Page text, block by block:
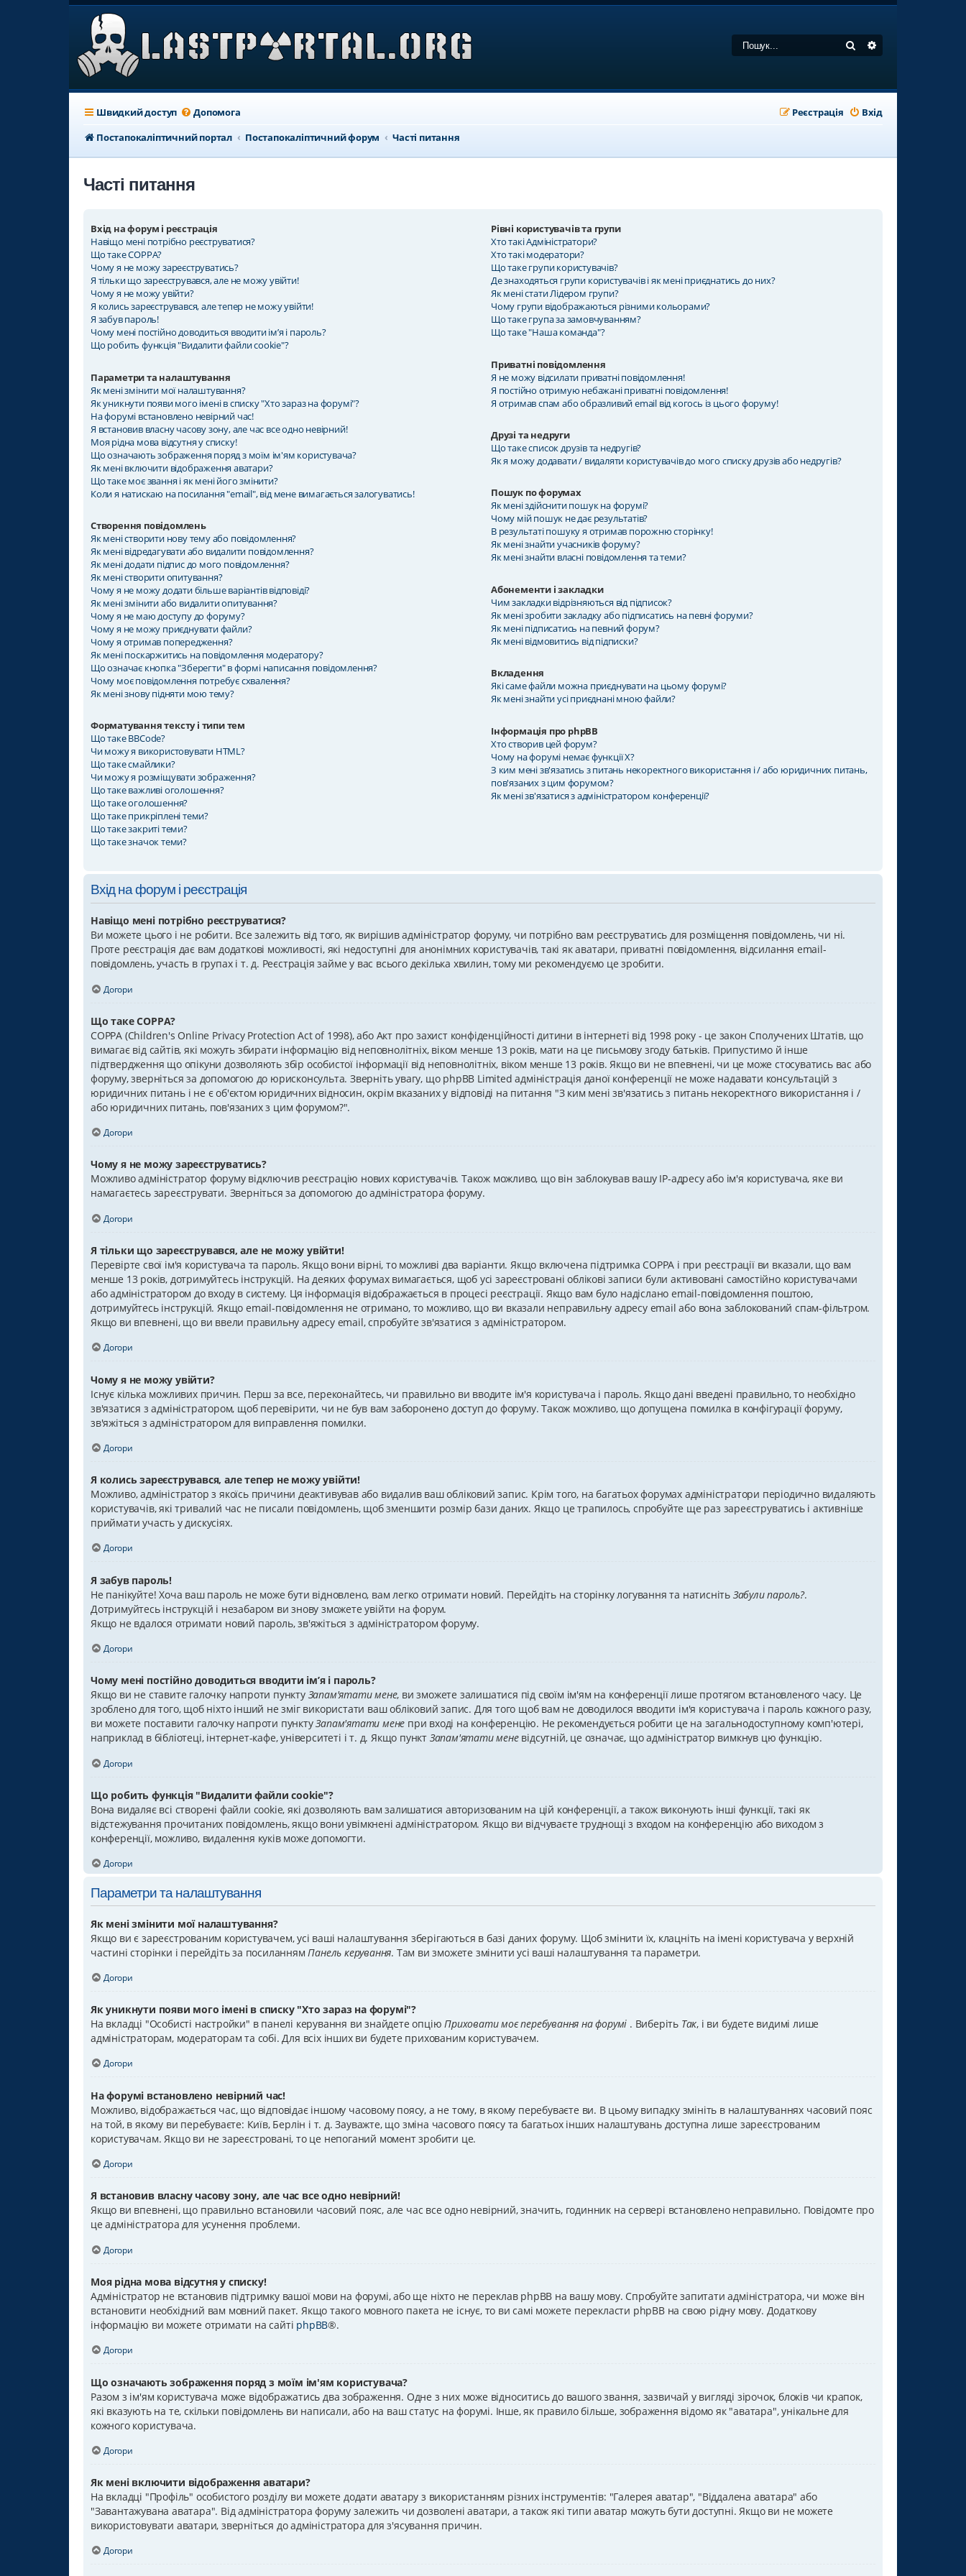
Пошук
Швидкий доступ Допомога Вхід
Реєстрація
Постапокаліптичний портал
Постапокаліптичний форум Часті питання
Часті питання
Вхід на форум і реєстрація
Навіщо мені потрібно реєструватися?
Що таке COPPA?
Чому я не можу зареєструватись?
Я тільки що зареєструвався, але не можу увійти!
Чому я не можу увійти?
Я колись зареєструвався, але тепер не можу увійти!
Я забув пароль!
Чому мені постійно доводиться вводити ім’я і пароль?
Що робить функція "Видалити файли cookie"?
Параметри та налаштування
Як мені змінити мої налаштування?
Як уникнути появи мого імені в списку "Хто зараз на форумі"?
На форумі встановлено невірний час!
Я встановив власну часову зону, але час все одно невірний!
Моя рідна мова відсутня у списку!
Що означають зображення поряд з моїм ім'ям користувача?
Як мені включити відображення аватари?
Що таке моє звання і як мені його змінити?
Коли я натискаю на посилання "email", від мене вимагається залогуватись!
Створення повідомлень
Як мені створити нову тему або повідомлення?
Як мені відредагувати або видалити повідомлення?
Як мені додати підпис до мого повідомлення?
Як мені створити опитування?
Чому я не можу додати більше варіантів відповіді?
Як мені змінити або видалити опитування?
Чому я не маю доступу до форуму?
Чому я не можу приєднувати файли?
Чому я отримав попередження?
Як мені поскаржитись на повідомлення модератору?
Що означає кнопка "Зберегти" в формі написання повідомлення?
Чому моє повідомлення потребує схвалення?
Як мені знову підняти мою тему?
Форматування тексту і типи тем
Що таке BBCode?
Чи можу я використовувати HTML?
Що таке смайлики?
Чи можу я розміщувати зображення?
Що таке важливі оголошення?
Що таке оголошення?
Що таке прикріплені теми?
Що таке закриті теми?
Що таке значок теми?
Рівні користувачів та групи
Хто такі Адміністратори?
Хто такі модератори?
Що таке групи користувачів?
Де знаходяться групи користувачів і як мені приєднатись до них?
Як мені стати Лідером групи?
Чому групи відображаються різними кольорами?
Що таке група за замовчуванням?
Що таке "Наша команда"?
Приватні повідомлення
Я не можу відсилати приватні повідомлення!
Я постійно отримую небажані приватні повідомлення!
Я отримав спам або образливий email від когось із цього форуму!
Друзі та недруги
Що таке список друзів та недругів?
Як я можу додавати / видаляти користувачів до мого списку друзів або недругів?
Пошук по форумах
Як мені здійснити пошук на форумі?
Чому мій пошук не дає результатів?
В результаті пошуку я отримав порожню сторінку!
Як мені знайти учасників форуму?
Як мені знайти власні повідомлення та теми?
Абонементи і закладки
Чим закладки відрізняються від підписок?
Як мені зробити закладку або підписатись на певні форуми?
Як мені підписатись на певний форум?
Як мені відмовитись від підписки?
Вкладення
Які саме файли можна приєднувати на цьому форумі?
Як мені знайти усі приєднані мною файли?
Інформація про phpBB
Хто створив цей форум?
Чому на форумі немає функції X?
З ким мені зв'язатись з питань некоректного використання і / або юридичних питань,
пов'язаних з цим форумом?
Як мені зв'язатися з адміністратором конференції?
Вхід на форум і реєстрація
Навіщо мені потрібно реєструватися?
Ви можете цього і не робити. Все залежить від того, як вирішив адміністратор форуму, чи потрібно вам реєструватись для розміщення повідомлень, чи ні.
Проте реєстрація дає вам додаткові можливості, які недоступні для анонімних користувачів, такі як аватари, приватні повідомлення, відсилання email-
повідомлень, участь в групах і т. д. Реєстрація займе у вас всього декілька хвилин, тому ми рекомендуємо це зробити.
Догори
Що таке COPPA?
COPPA (Children's Online Privacy Protection Act of 1998), або Акт про захист конфіденційності дитини в інтернеті від 1998 року - це закон Сполучених Штатів, що
вимагає від сайтів, які можуть збирати інформацію від неповнолітніх, віком менше 13 років, мати на це письмову згоду батьків. Припустимо й інше
підтвердження що опікуни дозволяють збір особистої інформації від неповнолітніх, віком менше 13 років. Якщо ви не впевнені, чи це може стосуватись вас або
форуму, зверніться за допомогою до юрисконсульта. Зверніть увагу, що phpBB Limited адміністрація даної конференції не може надавати консультацій з
юридичних питань і не є об'єктом юридичних відносин, окрім вказаних у відповіді на питання "З ким мені зв'язатись з питань некоректного використання і /
або юридичних питань, пов'язаних з цим форумом?".
Догори
Чому я не можу зареєструватись?
Можливо адміністратор форуму відключив реєстрацію нових користувачів. Також можливо, що він заблокував вашу IP-адресу або ім'я користувача, яке ви
намагаєтесь зареєструвати. Зверніться за допомогою до адміністратора форуму.
Догори
Я тільки що зареєструвався, але не можу увійти!
Перевірте свої ім'я користувача та пароль. Якщо вони вірні, то можливі два варіанти. Якщо включена підтримка COPPA і при реєстрації ви вказали, що вам
менше 13 років, дотримуйтесь інструкцій. На деяких форумах вимагається, щоб усі зареєстровані облікові записи були активовані самостійно користувачами
або адміністратором до входу в систему. Ця інформація відображається в процесі реєстрації. Якщо вам було надіслано email-повідомлення поштою,
дотримуйтесь інструкцій. Якщо email-повідомлення не отримано, то можливо, що ви вказали неправильну адресу email або вона заблокований спам-фільтром.
Якщо ви впевнені, що ви ввели правильну адресу email, спробуйте зв'язатися з адміністратором.
Догори
Чому я не можу увійти?
Існує кілька можливих причин. Перш за все, переконайтесь, чи правильно ви вводите ім'я користувача і пароль. Якщо дані введені правильно, то необхідно
зв'язатися з адміністратором, щоб перевірити, чи не був вам заборонено доступ до форуму. Також можливо, що допущена помилка в конфігурації форуму,
зв'яжіться з адміністратором для виправлення помилки.
Догори
Я колись зареєструвався, але тепер не можу увійти!
Можливо, адміністратор з якоїсь причини деактивував або видалив ваш обліковий запис. Крім того, на багатьох форумах адміністратори періодично видаляють
користувачів, які тривалий час не писали повідомлень, щоб зменшити розмір бази даних. Якщо це трапилось, спробуйте ще раз зареєструватись і активніше
приймати участь у дискусіях.
Догори
Я забув пароль!
Не панікуйте! Хоча ваш пароль не може бути відновлено, вам легко отримати новий. Перейдіть на сторінку логування та натисніть Забули пароль?.
Дотримуйтесь інструкцій і незабаром ви знову зможете увійти на форум.
Якщо не вдалося отримати новий пароль, зв'яжіться з адміністратором форуму.
Догори
Чому мені постійно доводиться вводити ім’я і пароль?
Якщо ви не ставите галочку напроти пункту Запам'ятати мене, ви зможете залишатися під своїм ім'ям на конференції лише протягом встановленого часу. Це
зроблено для того, щоб ніхто інший не зміг використати ваш обліковий запис. Для того щоб вам не доводилося вводити ім'я користувача і пароль кожного разу,
ви можете поставити галочку напроти пунктуЗапам'ятати мене при вході на конференцію. Не рекомендується робити це на загальнодоступному комп'ютері,
наприклад в бібліотеці, інтернет-кафе, університеті і т. д. Якщо пункт Запам'ятати меневідсутній, це означає, що адміністратор вимкнув цю функцію.
Догори
Що робить функція "Видалити файли cookie"?
Вона видаляє всі створені файли cookie, які дозволяють вам залишатися авторизованим на цій конференції, а також виконують інші функції, такі як
відстежування прочитаних повідомлень, якщо вони увімкнені адміністратором. Якщо ви відчуваєте труднощі з входом на конференцію або виходом з
конференції, можливо, видалення куків може допомогти.
Догори
Параметри та налаштування
Як мені змінити мої налаштування?
Якщо ви є зареєстрованим користувачем, усі ваші налаштування зберігаються в базі даних форуму. Щоб змінити їх, клацніть на імені користувача у верхній
частині сторінки і перейдіть за посиланням Панель керування. Там ви зможете змінити усі ваші налаштування та параметри.
Догори
Як уникнути появи мого імені в списку "Хто зараз на форумі"?
На вкладці "Особисті настройки" в панелі керування ви знайдете опціюПриховати моє перебування на форумі . Виберіть Так, і ви будете видимі лише
адміністраторам, модераторам та собі. Для всіх інших ви будете прихованим користувачем.
Догори
На форумі встановлено невірний час!
Можливо, відображається час, що відповідає іншому часовому поясу, а не тому, в якому перебуваєте ви. В цьому випадку змініть в налаштуваннях часовий пояс
на той, в якому ви перебуваєте: Київ, Берлін і т. д. Зауважте, що зміна часового поясу та багатьох інших налаштувань доступна лише зареєстрованим
користувачам. Якщо ви не зареєстровані, то це непоганий момент зробити це.
Догори
Я встановив власну часову зону, але час все одно невірний!
Якщо ви впевнені, що правильно встановили часовий пояс, але час все одно невірний, значить, годинник на сервері встановлено неправильно. Повідомте про
це адміністратора для усунення проблеми.
Догори
Моя рідна мова відсутня у списку!
Адміністратор не встановив підтримку вашої мови на форумі, або ще ніхто не переклав phpBB на вашу мову. Спробуйте запитати адміністратора, чи може він
встановити необхідний вам мовний пакет. Якщо такого мовного пакета не існує, то ви самі можете перекласти phpBB на свою рідну мову. Додаткову
інформацію ви можете отримати на сайті phpBB®.
Догори
Що означають зображення поряд з моїм ім'ям користувача?
Разом з ім'ям користувача може відображатись два зображення. Одне з них може відноситись до вашого звання, зазвичай у вигляді зірочок, блоків чи крапок,
які вказують на те, скільки повідомлень ви написали, або на ваш статус на форумі. Інше, як правило більше, зображення відомо як "аватара", унікальне для
кожного користувача.
Догори
Як мені включити відображення аватари?
На вкладці "Профіль" особистого розділу ви можете додати аватару з використанням різних інструментів: "Галерея аватар", "Віддалена аватара" або
"Завантажувана аватара". Від адміністратора форуму залежить чи дозволені аватари, а також які типи аватар можуть бути доступні. Якщо ви не можете
використовувати аватари, зверніться до адміністратора для з'ясування причин.
Догори